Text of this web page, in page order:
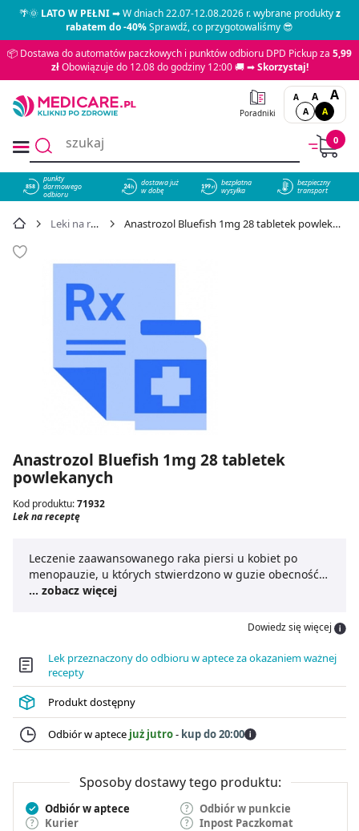
🌴🌞LATO W PEŁNI➡ W dniach 22.07-12.08.2026 r. wybrane produktyz
rabatem do -40%Sprawdź, co przygotowaliśmy 😎
📦 Dostawa do automatów paczkowych i punktów odbioru DPD Pickup za 5,99
złObowiązuje do 12.08 do godziny 12:00 🚚 ➡Skorzystaj!
Poradniki
A A A
A A
0
858
punkty
darmowego
odbioru
dostawa już
w dobę
bezpłatna
wysyłka
bezpieczny
transport
Leki na receptę Anastrozol Bluefish 1mg 28 tabletek powlekanych - cena 3,89 zł
Anastrozol Bluefish 1mg 28 tabletek
powlekanych
Kod produktu:71932
Lek na receptę
Leczenie zaawansowanego raka piersi u kobiet po
menopauzie, u których stwierdzono w guzie obecność
receptora estrogenowego.
po menopauzie, u których stwierdzono w nowotworze
Leczenie uzupełniające wczesnego raka piersi u kobiet
po menopauzie, u których stwierdzono w guzie
obecność receptora estrogenowego, po 2–3 latach
leczenia uzupełniającego tamoksyfenem.
... zobacz więcej
Dowiedz się więcej
Lek przeznaczony do odbioru w aptece za okazaniem ważnej
recepty
Produkt dostępny
Odbiór w aptece już jutro- kup do 20:00
Sposoby dostawy tego produktu:
Odbiór w aptece
Odbiór w punkcie
Kurier
Inpost Paczkomat